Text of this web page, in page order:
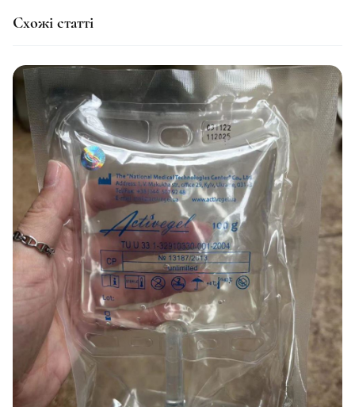
Схожі статті
USA
Tajikistan
Thailand
Tanzania
Togo
Tunisia
Turkmenistan
Turkey
Uganda
Uzbekistan
Ukraine